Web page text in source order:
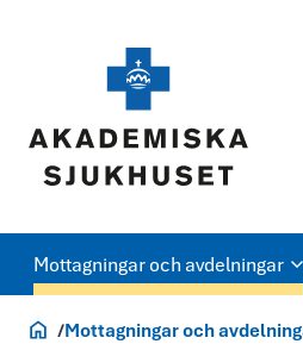
Mottagningar och avdelningar
Akademiska.se
Mottagningar och